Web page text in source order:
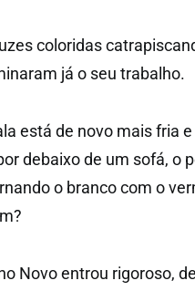
coloridas
já o seu trabalho.
está de novo mais fria
debaixo de um sofá, o
o branco com o
Novo entrou rigoroso,